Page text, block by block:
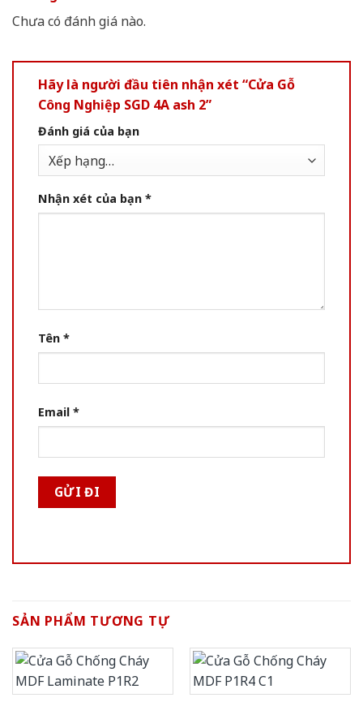
Chưa có đánh giá nào.
Hãy là người đầu tiên nhận xét “Cửa Gỗ
Công Nghiệp SGD 4A ash 2”
Đánh giá của bạn
Nhận xét của bạn *
Tên *
Email *
SẢN PHẨM TƯƠNG TỰ